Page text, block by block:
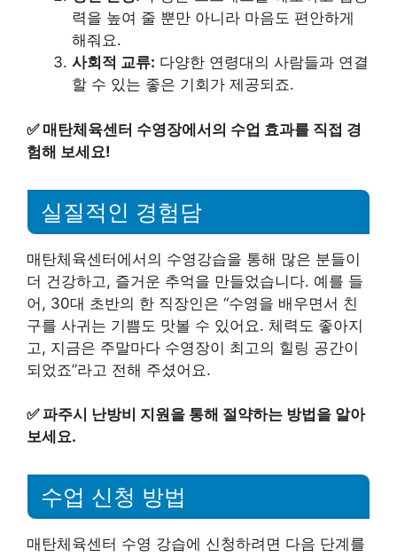
력을 높여 줄 뿐만 아니라 마음도 편안하게
해줘요.
사회적 교류: 다양한 연령대의 사람들과 연결
할 수 있는 좋은 기회가 제공되죠.
✅ 매탄체육센터 수영장에서의 수업 효과를 직접 경
험해 보세요!
실질적인 경험담
매탄체육센터에서의 수영강습을 통해 많은 분들이
더 건강하고, 즐거운 추억을 만들었습니다. 예를 들
어, 30대 초반의 한 직장인은 “수영을 배우면서 친
구를 사귀는 기쁨도 맛볼 수 있어요. 체력도 좋아지
고, 지금은 주말마다 수영장이 최고의 힐링 공간이
되었죠”라고 전해 주셨어요.
✅ 파주시 난방비 지원을 통해 절약하는 방법을 알아
보세요.
수업 신청 방법
매탄체육센터 수영 강습에 신청하려면 다음 단계를